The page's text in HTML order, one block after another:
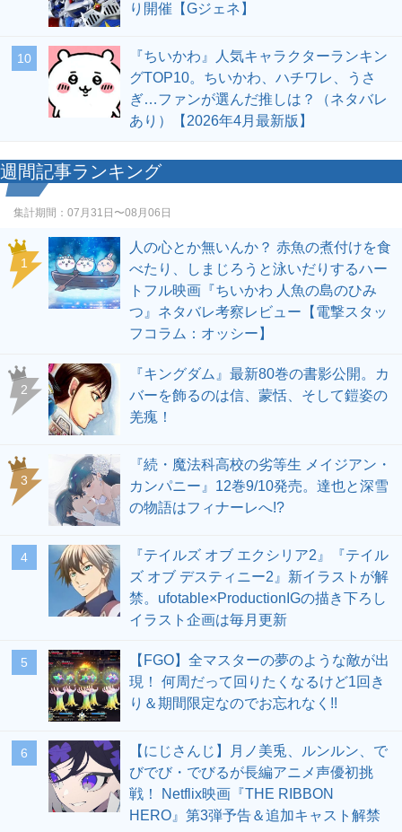
り開催【Gジェネ】
10
『ちいかわ』人気キャラクターランキン
グTOP10。ちいかわ、ハチワレ、うさ
ぎ…ファンが選んだ推しは？（ネタバレ
あり）【2026年4月最新版】
週間記事ランキング
集計期間： 07月31日〜08月06日
1
人の心とか無いんか？ 赤魚の煮付けを食
べたり、しまじろうと泳いだりするハー
トフル映画『ちいかわ 人魚の島のひみ
つ』ネタバレ考察レビュー【電撃スタッ
フコラム：オッシー】
2
『キングダム』最新80巻の書影公開。カ
バーを飾るのは信、蒙恬、そして鎧姿の
羌瘣！
3
『続・魔法科高校の劣等生 メイジアン・
カンパニー』12巻9/10発売。達也と深雪
の物語はフィナーレへ!?
4
『テイルズ オブ エクシリア2』『テイル
ズ オブ デスティニー2』新イラストが解
禁。ufotable×ProductionIGの描き下ろし
イラスト企画は毎月更新
5
【FGO】全マスターの夢のような敵が出
現！ 何周だって回りたくなるけど1回き
り＆期間限定なのでお忘れなく!!
6
【にじさんじ】月ノ美兎、ルンルン、で
びでび・でびるが長編アニメ声優初挑
戦！ Netflix映画『THE RIBBON
HERO』第3弾予告＆追加キャスト解禁